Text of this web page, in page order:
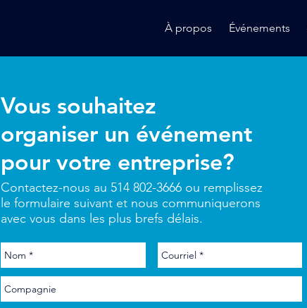
À propos Événements
Contactez-nous au 514 802-3666 ou remplissez
le formulaire suivant et nous communiquerons
avec vous dans les plus brefs délais.
Vous souhaitez
organiser un événement
pour votre entreprise?